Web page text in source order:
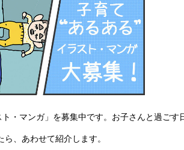
・マンガ」を募集中です。お子さんと過ごす
、あわせて紹介します。